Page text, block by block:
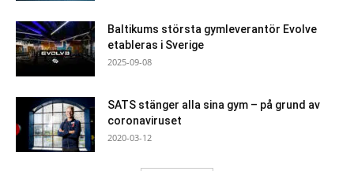
Baltikums största gymleverantör Evolve
etableras i Sverige
2025-09-08
SATS stänger alla sina gym – på grund av
coronaviruset
2020-03-12